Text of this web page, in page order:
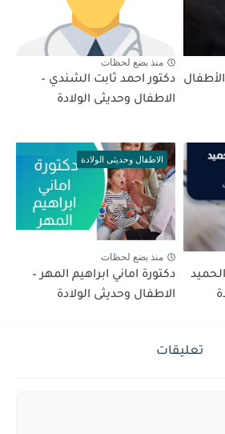
منذ بضع لحظات
دكتور احمد ثابت الشندي –
الاطفال وحديثى الولادة
الاطفال وحديثى الولادة
منذ بضع لحظات
دكتورة اماني ابراهيم المهر –
الاطفال وحديثى الولادة
تعليقات